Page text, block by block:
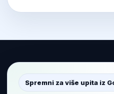
Spremni za više upita iz